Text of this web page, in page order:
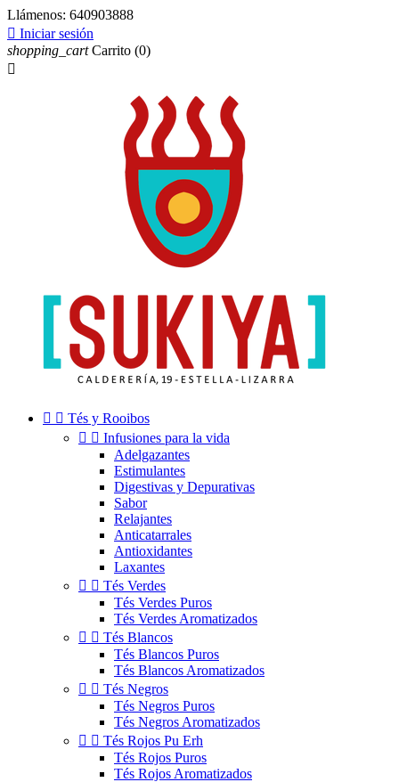
Llámenos: 640903888
 Iniciar sesión
shopping_cart Carrito (0)

  Tés y Rooibos
  Infusiones para la vida
Adelgazantes
Estimulantes
Digestivas y Depurativas
Sabor
Relajantes
Anticatarrales
Antioxidantes
Laxantes
  Tés Verdes
Tés Verdes Puros
Tés Verdes Aromatizados
  Tés Blancos
Tés Blancos Puros
Tés Blancos Aromatizados
  Tés Negros
Tés Negros Puros
Tés Negros Aromatizados
  Tés Rojos Pu Erh
Tés Rojos Puros
Tés Rojos Aromatizados